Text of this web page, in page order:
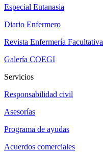
Especial Eutanasia
Diario Enfermero
Revista Enfermería Facultativa
Galería COEGI
Servicios
Responsabilidad civil
Asesorías
Programa de ayudas
Acuerdos comerciales